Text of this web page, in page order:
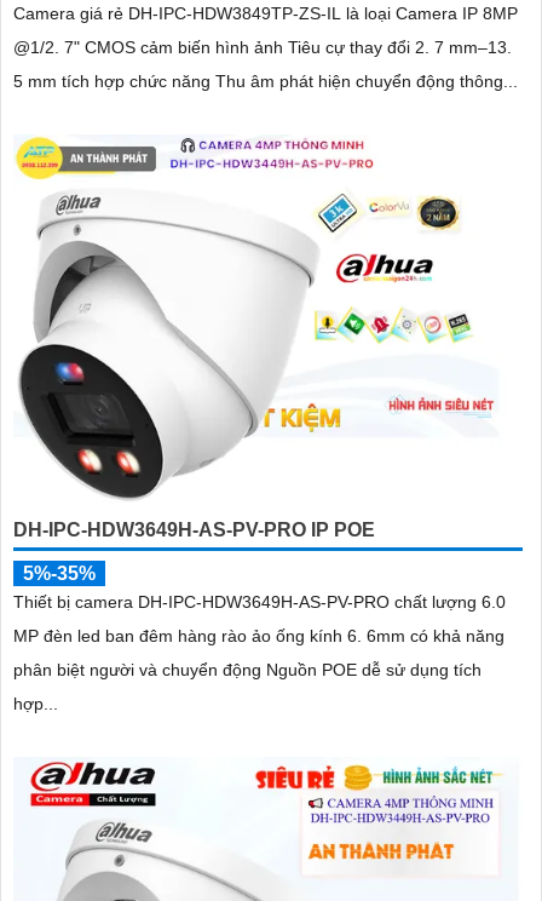
Camera giá rẻ DH-IPC-HDW3849TP-ZS-IL là loại Camera IP 8MP
@1/2. 7" CMOS cảm biến hình ảnh Tiêu cự thay đổi 2. 7 mm–13.
5 mm tích hợp chức năng Thu âm phát hiện chuyển động thông...
DH-IPC-HDW3649H-AS-PV-PRO IP POE
5%-35%
Thiết bị camera DH-IPC-HDW3649H-AS-PV-PRO chất lượng 6.0
MP đèn led ban đêm hàng rào ảo ống kính 6. 6mm có khả năng
phân biệt người và chuyển động Nguồn POE dễ sử dụng tích
hợp...